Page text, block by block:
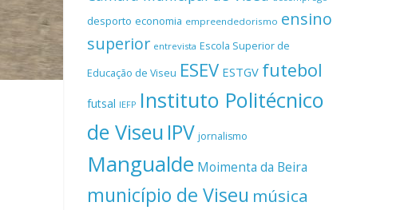
desporto economia empreendedorismo ensino
superior entrevista Escola Superior de
Educação de Viseu ESEV ESTGV futebol
futsal IEFP Instituto Politécnico
de Viseu IPV jornalismo
Mangualde Moimenta da Beira
município de Viseu música